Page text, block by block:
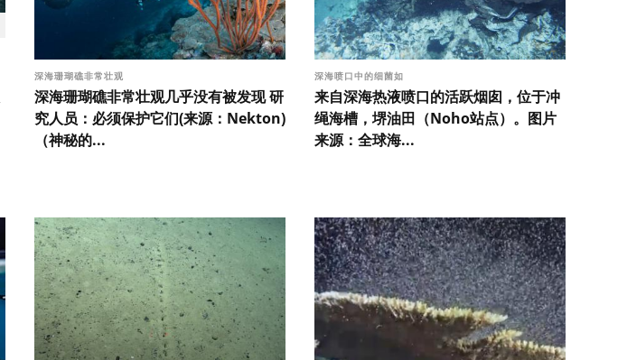
深海珊瑚礁非常壮观
深海珊瑚礁非常壮观几乎没有被发现 研
究人员：必须保护它们(来源：Nekton)
（神秘的...
深海喷口中的细菌如
来自深海热液喷口的活跃烟囱，位于冲
绳海槽，堺油田（Noho站点）。图片
来源：全球海...